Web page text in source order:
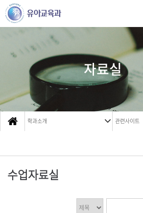
자료실
학과소개 관련사이트
수업자료실